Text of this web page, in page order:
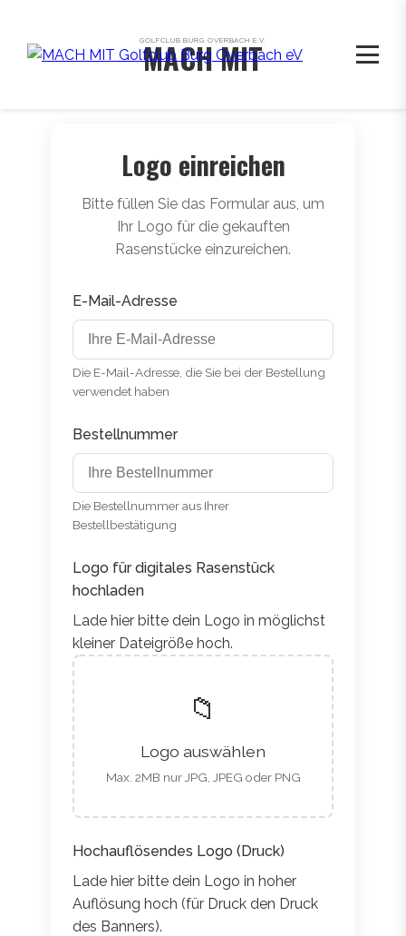
GOLFCLUB BURG OVERBACH E.V.
MACH MIT
Logo einreichen
Bitte füllen Sie das Formular aus, um
Ihr Logo für die gekauften
Rasenstücke einzureichen.
E-Mail-Adresse
Die E-Mail-Adresse, die Sie bei der Bestellung
verwendet haben
Bestellnummer
Die Bestellnummer aus Ihrer
Bestellbestätigung
Logo für digitales Rasenstück
hochladen
Lade hier bitte dein Logo in möglichst
kleiner Dateigröße hoch.
📁
Logo auswählen
Max. 2MB nur JPG, JPEG oder PNG
Hochauflösendes Logo (Druck)
Lade hier bitte dein Logo in hoher
Auflösung hoch (für Druck den Druck
des Banners).